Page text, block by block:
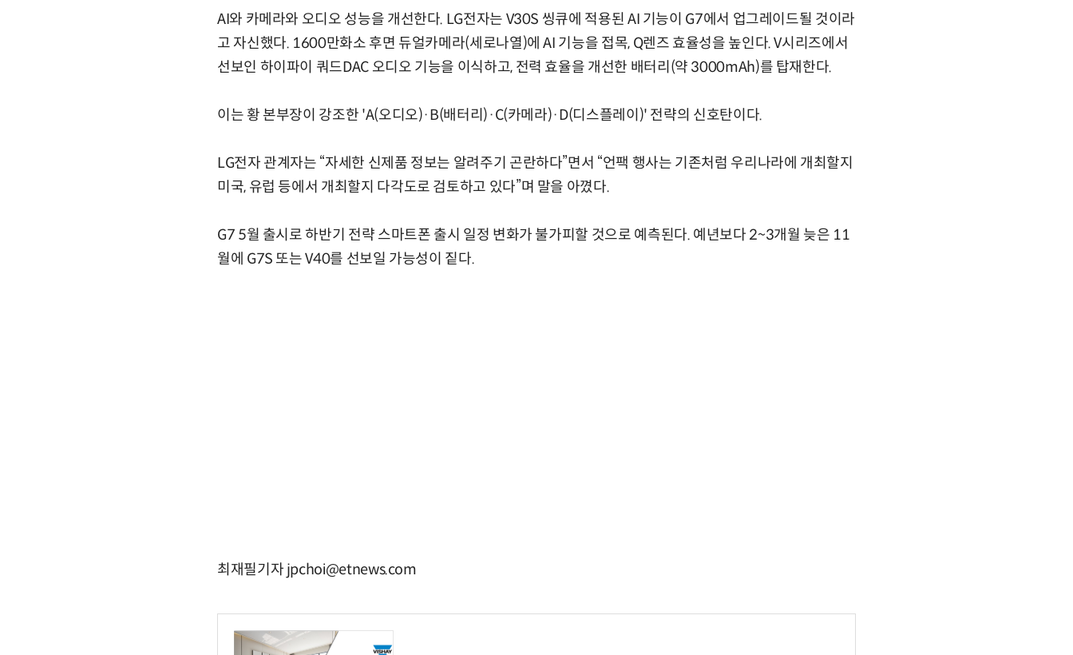
AI와 카메라와 오디오 성능을 개선한다. LG전자는 V30S 씽큐에 적용된 AI 기능이 G7에서 업그레이드될 것이라
고 자신했다. 1600만화소 후면 듀얼카메라(세로나열)에 AI 기능을 접목, Q렌즈 효율성을 높인다. V시리즈에서
선보인 하이파이 쿼드DAC 오디오 기능을 이식하고, 전력 효율을 개선한 배터리(약 3000mAh)를 탑재한다.
이는 황 본부장이 강조한 'A(오디오)·B(배터리)·C(카메라)·D(디스플레이)' 전략의 신호탄이다.
LG전자 관계자는 “자세한 신제품 정보는 알려주기 곤란하다”면서 “언팩 행사는 기존처럼 우리나라에 개최할지
미국, 유럽 등에서 개최할지 다각도로 검토하고 있다”며 말을 아꼈다.
G7 5월 출시로 하반기 전략 스마트폰 출시 일정 변화가 불가피할 것으로 예측된다. 예년보다 2~3개월 늦은 11
월에 G7S 또는 V40를 선보일 가능성이 짙다.
최재필기자 jpchoi@etnews.com